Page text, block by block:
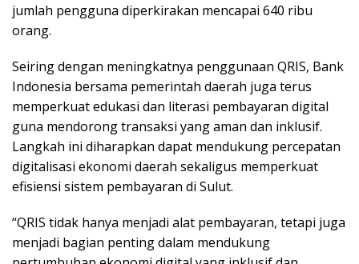
jumlah pengguna diperkirakan mencapai 640 ribu
orang.
Seiring dengan meningkatnya penggunaan QRIS, Bank
Indonesia bersama pemerintah daerah juga terus
memperkuat edukasi dan literasi pembayaran digital
guna mendorong transaksi yang aman dan inklusif.
Langkah ini diharapkan dapat mendukung percepatan
digitalisasi ekonomi daerah sekaligus memperkuat
efisiensi sistem pembayaran di Sulut.
“QRIS tidak hanya menjadi alat pembayaran, tetapi juga
menjadi bagian penting dalam mendukung